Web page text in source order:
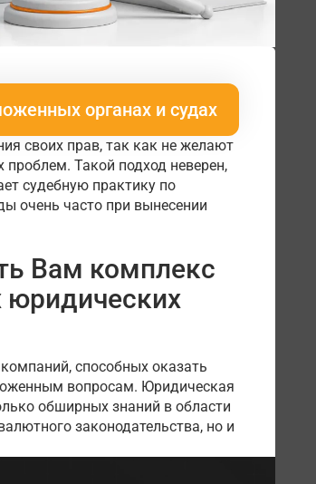
органах и судах
своих прав, так как не желают
проблем. Такой подход неверен,
судебную практику по
очень часто при вынесении
Вам комплекс
способных оказать
вопросам. Юридическая
обширных знаний в области
законодательства, но и